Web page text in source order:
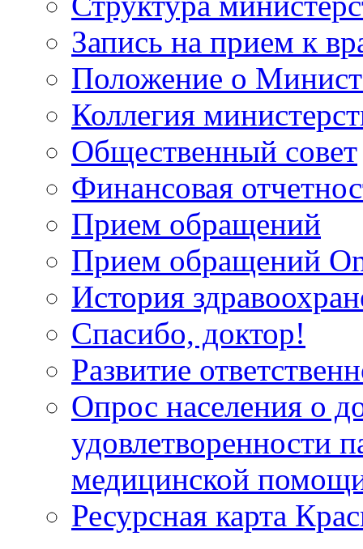
Запись на прием к
Положение о
Коллегия
Общественный совет
Финансовая
Прием обращений
Прием обращений
История
Спасибо, доктор!
Развитие
Опрос населения о
удовлетворенности
медицинской
Ресурсная карта